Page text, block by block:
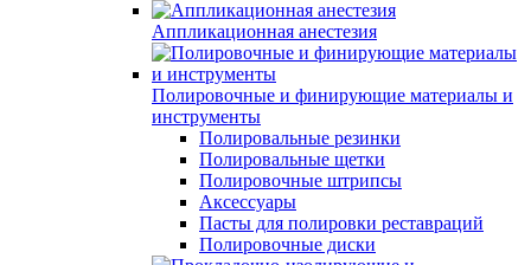
Аппликационная анестезия
Полировочные и финирующие материалы и
инструменты
Полировальные резинки
Полировальные щетки
Полировочные штрипсы
Аксессуары
Пасты для полировки реставраций
Полировочные диски